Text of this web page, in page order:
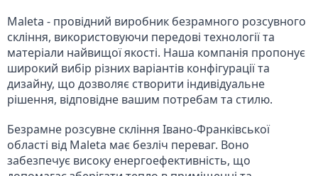
Maleta - провідний виробник безрамного розсувного
скління, використовуючи передові технології та
матеріали найвищої якості. Наша компанія пропонує
широкий вибір різних варіантів конфігурації та
дизайну, що дозволяє створити індивідуальне
рішення, відповідне вашим потребам та стилю.
Безрамне розсувне скління Івано-Франківської
області від Maleta має безліч переваг. Воно
забезпечує високу енергоефективність, що